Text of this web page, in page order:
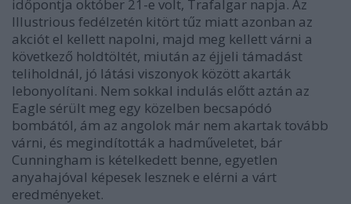
időpontja október 21-e volt, Trafalgar napja. Az
Illustrious fedélzetén kitört tűz miatt azonban az
akciót el kellett napolni, majd meg kellett várni a
következő holdtöltét, miután az éjjeli támadást
teliholdnál, jó látási viszonyok között akarták
lebonyolítani. Nem sokkal indulás előtt aztán az
Eagle sérült meg egy közelben becsapódó
bombától, ám az angolok már nem akartak tovább
várni, és megindították a hadműveletet, bár
Cunningham is kételkedett benne, egyetlen
anyahajóval képesek lesznek e elérni a várt
eredményeket.